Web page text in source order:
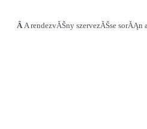
ÂA rendezvĂŠny szervezĂŠse